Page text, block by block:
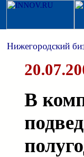
Нижегородский
В